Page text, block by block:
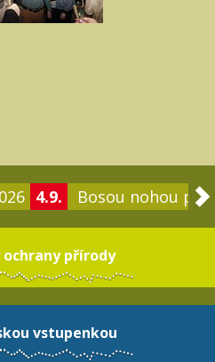
4.9. Bosou nohou po
přírody
vstupenkou